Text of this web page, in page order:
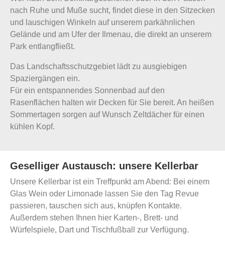
nach Ruhe und Muße sucht, findet diese in den Sitzecken
und lauschigen Winkeln auf unserem parkähnlichen
Gelände und am Ufer der Ilmenau, die direkt an unserem
Park entlangfließt.
Das Landschaftsschutzgebiet lädt zu ausgiebigen
Spaziergängen ein.
Für ein entspannendes Sonnenbad auf den
Rasenflächen halten wir Decken für Sie bereit. An heißen
Sommertagen sorgen auf Wunsch Zeltdächer für einen
kühlen Kopf.
Geselliger Austausch: unsere Kellerbar
Unsere Kellerbar ist ein Treffpunkt am Abend: Bei einem
Glas Wein oder Limonade lassen Sie den Tag Revue
passieren, tauschen sich aus, knüpfen Kontakte.
Außerdem stehen Ihnen hier Karten-, Brett- und
Würfelspiele, Dart und Tischfußball zur Verfügung.